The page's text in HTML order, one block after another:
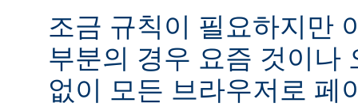
조금 규칙이 필요하지만
부분의 경우 요즘 것이나
없이 모든 브라우저로 페